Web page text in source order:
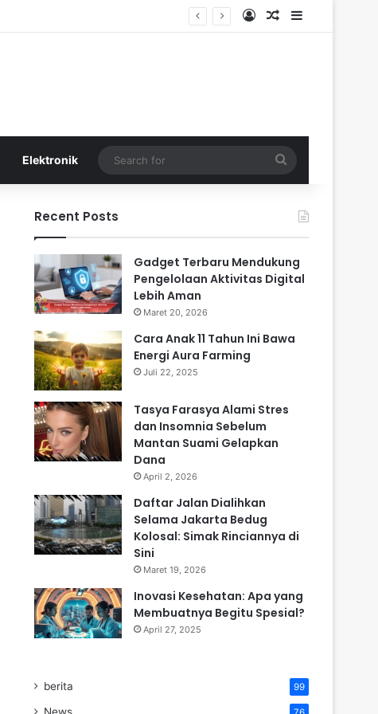
Log InRandom Article
Sidebar
Elektronik
for
Recent Posts
Gadget Terbaru Mendukung
Pengelolaan Aktivitas Digital
Lebih Aman
Maret 20, 2026
Cara Anak 11 Tahun Ini Bawa
Energi Aura Farming
Juli 22, 2025
Tasya Farasya Alami Stres
dan Insomnia Sebelum
Mantan Suami Gelapkan
Dana
April 2, 2026
Daftar Jalan Dialihkan
Selama Jakarta Bedug
Kolosal: Simak Rinciannya di
Sini
Maret 19, 2026
Inovasi Kesehatan: Apa yang
Membuatnya Begitu Spesial?
April 27, 2025
berita 99
News